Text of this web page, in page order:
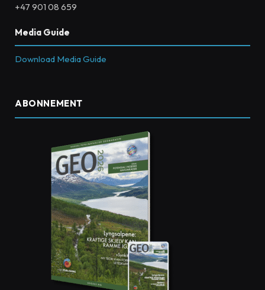
+47 901 08 659
Media Guide
Download Media Guide
ABONNEMENT